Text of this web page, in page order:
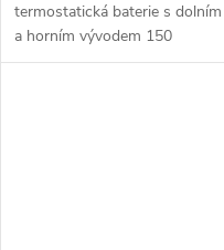
termostatická baterie s dolním
a horním vývodem 150
2862/1,0. Sprchová